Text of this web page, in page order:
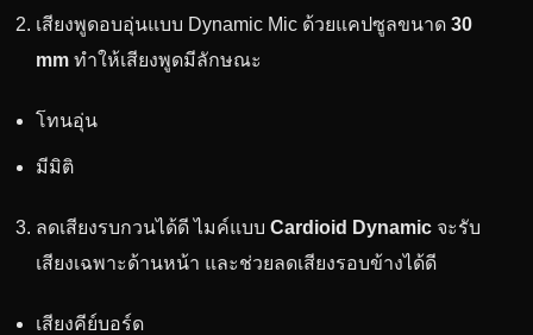
เสียงพูดอบอุ่นแบบ Dynamic Mic ด้วยแคปซูลขนาด 30
mm ทำให้เสียงพูดมีลักษณะ
โทนอุ่น
มีมิติ
ลดเสียงรบกวนได้ดี ไมค์แบบ Cardioid Dynamic จะรับ
เสียงเฉพาะด้านหน้า และช่วยลดเสียงรอบข้างได้ดี
เสียงคีย์บอร์ด